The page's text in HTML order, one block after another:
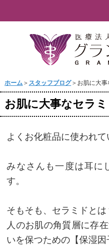
ホーム＞ スタッフブログ＞お肌に大事
お肌に大事なセラ
よくお化粧品に使われて
みなさんも一度は耳に
す。
そもそも、セラミドとは
人のお肌の角質層に存
いを保つための【保湿因